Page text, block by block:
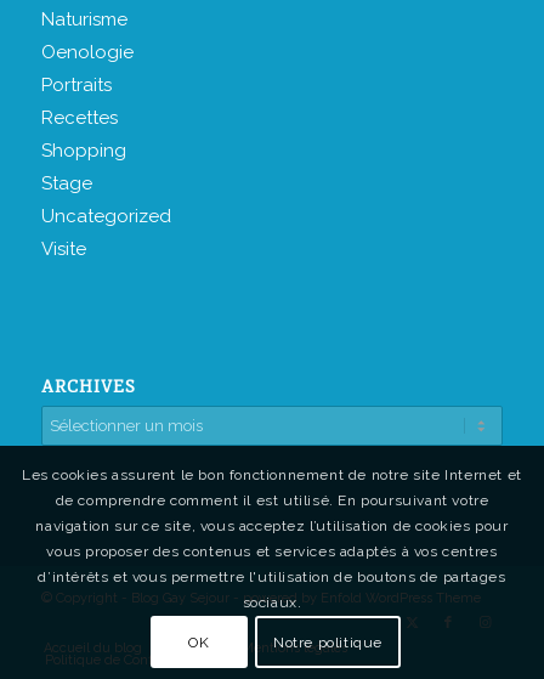
Naturisme
Oenologie
Portraits
Recettes
Shopping
Stage
Uncategorized
Visite
ARCHIVES
© Copyright - Blog Gay Sejour - powered by Enfold WordPress Theme
Accueil du blog Contact Mentions légales
Politique de Confidentialité
Les cookies assurent le bon fonctionnement de notre site Internet et
de comprendre comment il est utilisé. En poursuivant votre
navigation sur ce site, vous acceptez l’utilisation de cookies pour
vous proposer des contenus et services adaptés à vos centres
d’intérêts et vous permettre l'utilisation de boutons de partages
sociaux.
OK Notre politique